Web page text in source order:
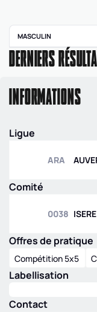
MASCULIN
Pré
A
DERNIERS
INFORMATIONS
Ligue
ARA
Comité
0038 ISERE
Offres de pratique
Compétition 5x5
Labellisation
Contact